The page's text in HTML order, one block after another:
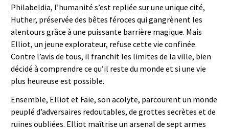
Philabeldia, l’humanité s’est repliée sur une unique cité,
Huther, préservée des bêtes féroces qui gangrènent les
alentours grâce à une puissante barrière magique. Mais
Elliot, un jeune explorateur, refuse cette vie confinée.
Contre l’avis de tous, il franchit les limites de la ville, bien
décidé à comprendre ce qu’il reste du monde et si une vie
plus heureuse est possible.
Ensemble, Elliot et Faie, son acolyte, parcourent un monde
peuplé d’adversaires redoutables, de grottes secrètes et de
ruines oubliées. Elliot maîtrise un arsenal de sept armes